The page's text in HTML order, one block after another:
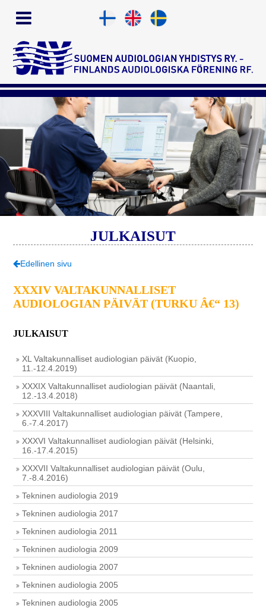
JULKAISUT
Edellinen sivu
XXXIV VALTAKUNNALLISET
AUDIOLOGIAN PÄIVÄT (TURKU Â€“ 13)
JULKAISUT
XL Valtakunnalliset audiologian päivät (Kuopio,
11.-12.4.2019)
XXXIX Valtakunnalliset audiologian päivät (Naantali,
12.-13.4.2018)
XXXVIII Valtakunnalliset audiologian päivät (Tampere,
6.-7.4.2017)
XXXVI Valtakunnalliset audiologian päivät (Helsinki,
16.-17.4.2015)
XXXVII Valtakunnalliset audiologian päivät (Oulu,
7.-8.4.2016)
Tekninen audiologia 2019
Tekninen audiologia 2017
Tekninen audiologia 2011
Tekninen audiologia 2009
Tekninen audiologia 2007
Tekninen audiologia 2005
Tekninen audiologia 2005